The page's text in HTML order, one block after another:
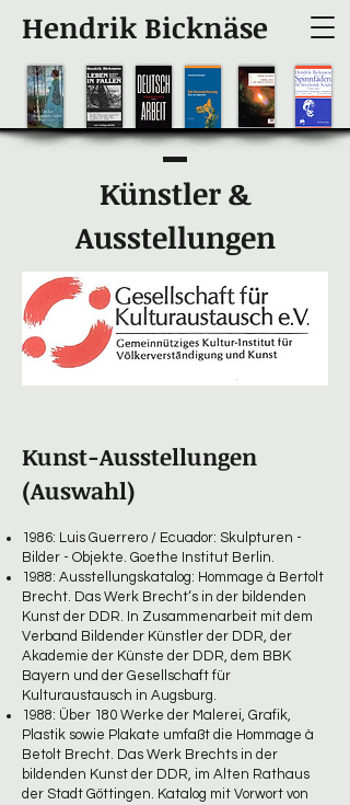
Hendrik Bicknäse
Künstler &
Ausstellungen
Kunst-Ausstellungen
(Auswahl)
1986: Luis Guerrero / Ecuador: Skulpturen -
Bilder - Objekte. Goethe Institut Berlin.
1988: Ausstellungskatalog: Hommage à Bertolt
Brecht. Das Werk Brecht‘s in der bildenden
Kunst der DDR. In Zusammenarbeit mit dem
Verband Bildender Künstler der DDR, der
Akademie der Künste der DDR, dem BBK
Bayern und der Gesellschaft für
Kulturaustausch in Augsburg.
1988: Über 180 Werke der Malerei, Grafik,
Plastik sowie Plakate umfaßt die Hommage à
Betolt Brecht. Das Werk Brechts in der
bildenden Kunst der DDR, im Alten Rathaus
der Stadt Göttingen. Katalog mit Vorwort von